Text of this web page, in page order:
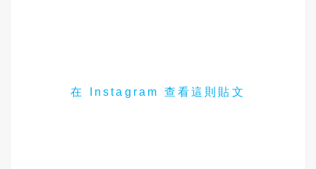
在 Instagram 查看這則貼文